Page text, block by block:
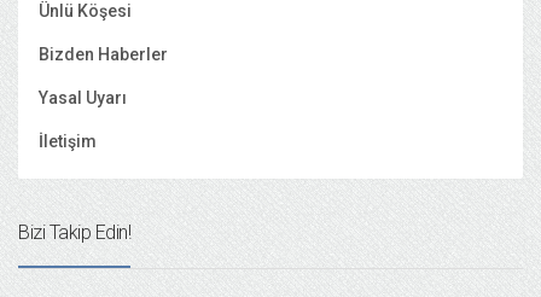
Ünlü Köşesi
Bizden Haberler
Yasal Uyarı
İletişim
Bizi Takip Edin!